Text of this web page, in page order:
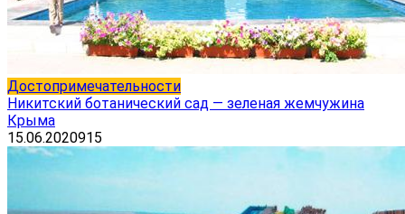
Достопримечательности
Никитский ботанический сад — зеленая жемчужина
Крыма
15.06.2020915